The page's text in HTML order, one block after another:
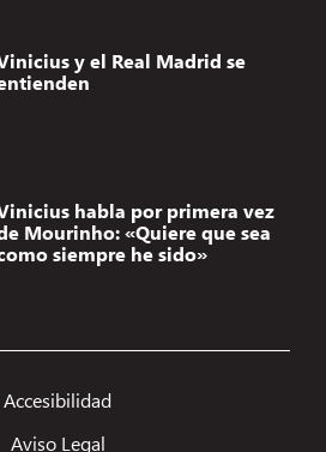
el consentimiento de
y el Real Madrid se
habla por primera vez
Mourinho: «Quiere que sea
siempre he sido»
Accesibilidad
Aviso Legal